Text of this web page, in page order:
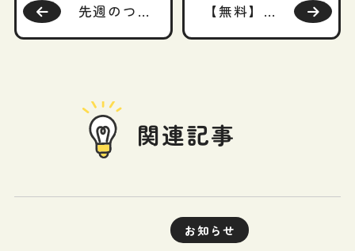
先週のつぶやきから（～2022/11/11） 【無料】ライフプランシミュレーション用ツール（Excel）を提供しています！
関連記事
お知らせ